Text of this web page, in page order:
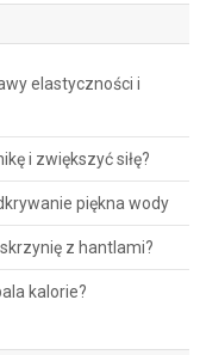
elastyczności i
i zwiększyć siłę?
piękna wody
z hantlami?
kalorie?